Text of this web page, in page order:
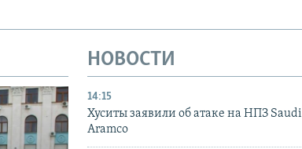
НОВОСТИ
14:15
Хуситы заявили об атаке на НПЗ Saudi
Aramco